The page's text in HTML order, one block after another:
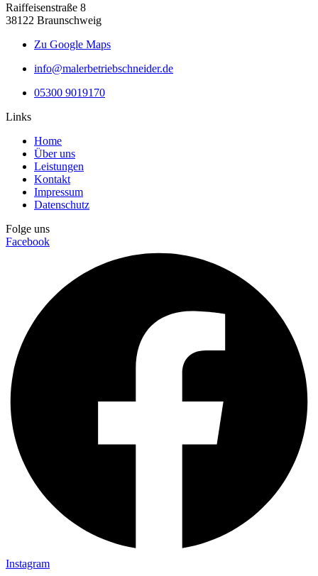
Raiffeisenstraße 8
38122 Braunschweig
Zu Google Maps
info@malerbetriebschneider.de
05300 9019170
Links
Home
Über uns
Leistungen
Kontakt
Impressum
Datenschutz
Folge uns
Facebook
Instagram